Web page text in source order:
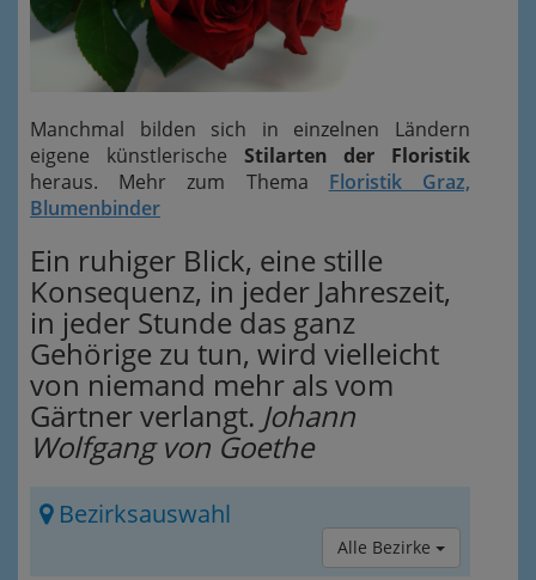
Manchmal bilden sich in einzelnen Ländern
eigene künstlerische Stilarten der Floristik
heraus. Mehr zum Thema Floristik Graz,
Blumenbinder
Ein ruhiger Blick, eine stille
Konsequenz, in jeder Jahreszeit,
in jeder Stunde das ganz
Gehörige zu tun, wird vielleicht
von niemand mehr als vom
Gärtner verlangt. Johann
Wolfgang von Goethe
Bezirksauswahl
Alle Bezirke